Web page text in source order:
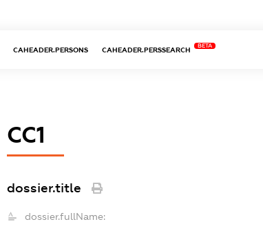
CAHEADER.PERSONS CAHEADER.PERSSEARCH
BETA
СС1
dossier.title
dossier.fullName: